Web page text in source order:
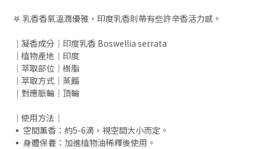
𖤐 乳香香氣溫潤優雅，印度乳香則帶有些許辛香活力感。
｜凝香成分｜印度乳香 Boswellia serrata
｜植物產地｜印度
｜萃取部位｜樹脂
｜萃取方式｜蒸餾
｜對應脈輪｜頂輪
｜使用方法｜
▪ 空間薰香：約5-6滴，視空間大小而定。
▪ 身體保養：加進植物油稀釋後使用。